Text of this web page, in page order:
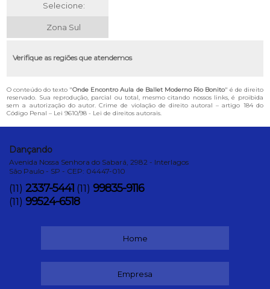
Selecione:
Zona Sul
Verifique as regiões que atendemos
O conteúdo do texto "Onde Encontro Aula de Ballet Moderno Rio Bonito" é de direito
reservado. Sua reprodução, parcial ou total, mesmo citando nossos links, é proibida
sem a autorização do autor. Crime de violação de direito autoral – artigo 184 do
Código Penal – Lei 9610/98 - Lei de direitos autorais.
Dançando
Avenida Nossa Senhora do Sabará, 2982 - Interlagos
São Paulo - SP - CEP: 04447-010
(11) 2337-5441 (11) 99835-9116
(11) 99524-6518
Home
Empresa